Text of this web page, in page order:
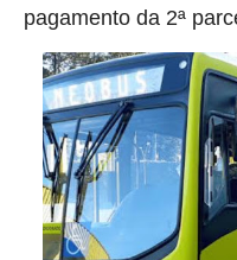
pagamento da 2ª